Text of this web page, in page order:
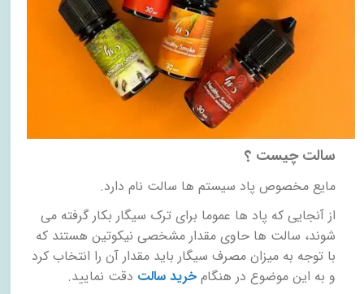
سالت چیست ؟
مایع مخصوص پاد سیستم ها سالت نام دارد.
از آنجایی که پاد ها عموما برای ترک سیگار بکار گرفته می
شوند، سالت ها حاوی مقدار مشخصی نیکوتین هستند که
با توجه به میزان مصرف سیگار باید مقدار آن را انتخاب کرد
و به این موضوع در هنگام خرید سالت دقت نمایید.